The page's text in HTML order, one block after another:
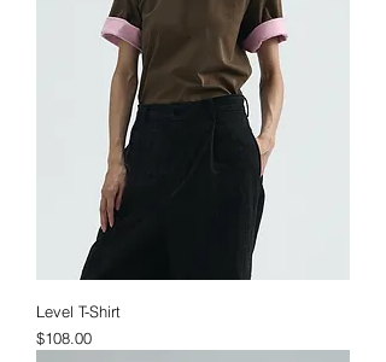
Level T-Shirt
価格
$108.00